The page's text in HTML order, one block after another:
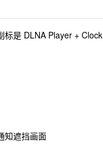
标是 DLNA Player + Clock
知遮挡画面